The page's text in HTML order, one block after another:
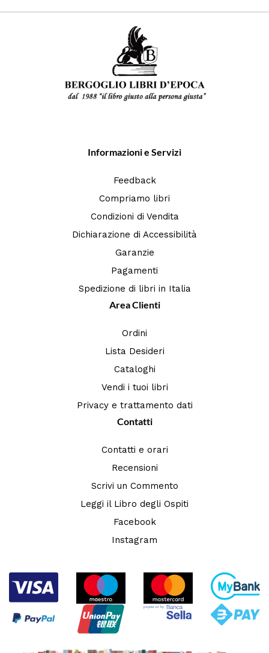
Informazioni e Servizi
Feedback
Compriamo libri
Condizioni di Vendita
Dichiarazione di Accessibilità
Garanzie
Pagamenti
Spedizione di libri in Italia
Area Clienti
Ordini
Lista Desideri
Cataloghi
Vendi i tuoi libri
Privacy e trattamento dati
Contatti
Contatti e orari
Recensioni
Scrivi un Commento
Leggi il Libro degli Ospiti
Facebook
Instagram